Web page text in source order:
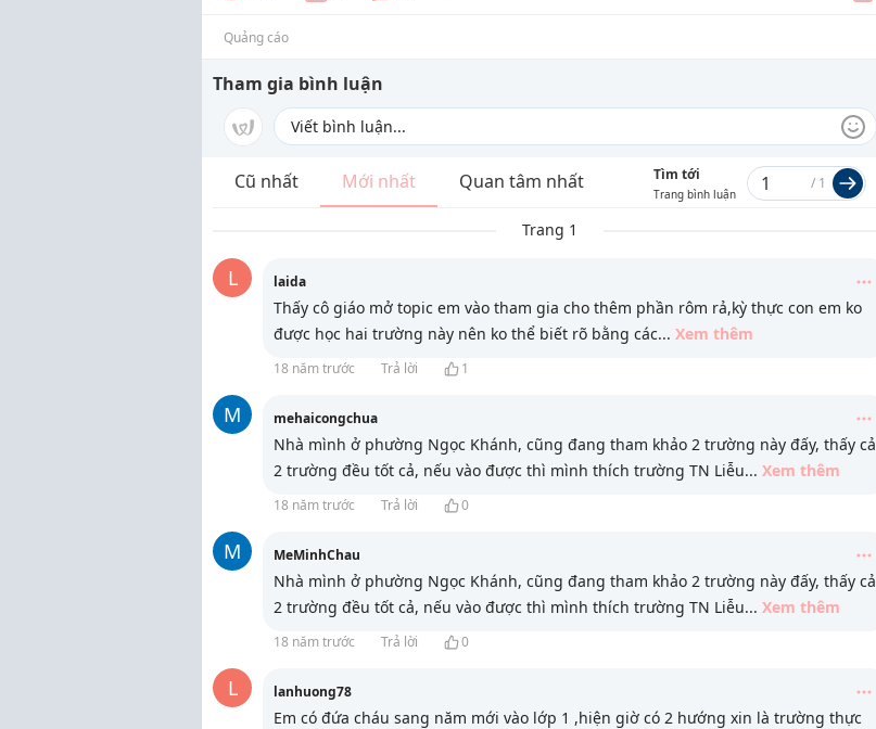
Quảng cáo
Tham gia bình luận
Cũ nhất Mới nhất Quan tâm nhất Tìm tới
Trang bình luận
/ 1
Trang 1
L laida
Thấy cô giáo mở topic em vào tham gia cho thêm phần rôm rả,kỳ thực con em ko
được học hai trường này nên ko thể biết rõ bằng các... Xem thêm
18 năm trước Trả lời 1
M mehaicongchua
Nhà mình ở phường Ngọc Khánh, cũng đang tham khảo 2 trường này đấy, thấy cả
2 trường đều tốt cả, nếu vào được thì mình thích trường TN Liễu... Xem thêm
18 năm trước Trả lời 0
M MeMinhChau
Nhà mình ở phường Ngọc Khánh, cũng đang tham khảo 2 trường này đấy, thấy cả
2 trường đều tốt cả, nếu vào được thì mình thích trường TN Liễu... Xem thêm
18 năm trước Trả lời 0
L lanhuong78
Em có đứa cháu sang năm mới vào lớp 1 ,hiện giờ có 2 hướng xin là trường thực